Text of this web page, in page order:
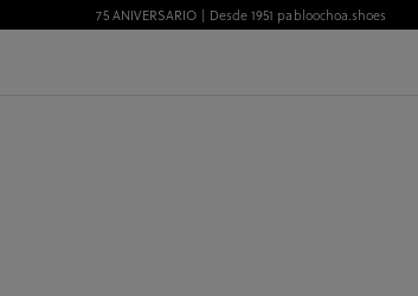
75 ANIVERSARIO | Desde 1951 pabloochoa.shoes